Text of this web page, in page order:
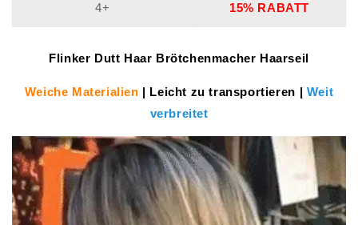
4+ 15% RABATT
Flinker Dutt Haar Brötchenmacher Haarseil
Weiche Materialien | Leicht zu transportieren | Weit
verbreitet